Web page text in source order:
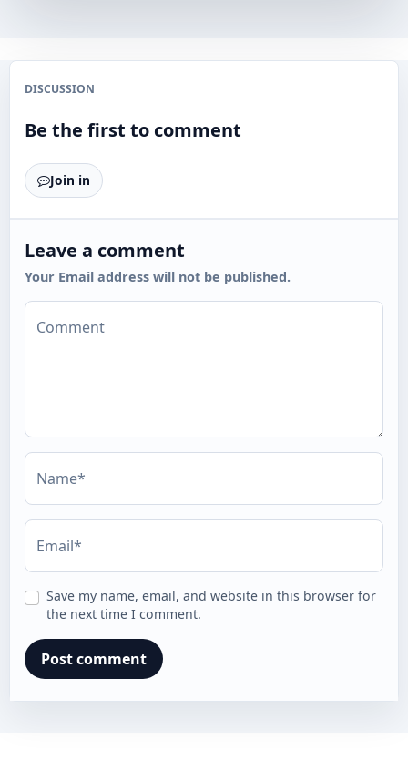
DISCUSSION
Be the first to comment
Join in
Leave a comment
Your Email address will not be published.
Comment
Name*
Email*
Save my name, email, and website in this browser for
the next time I comment.